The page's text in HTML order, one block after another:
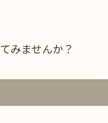
みませんか？